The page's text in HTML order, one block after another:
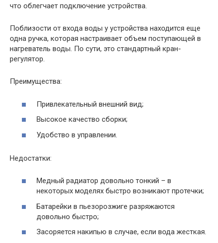
что облегчает подключение устройства.
Поблизости от входа воды у устройства находится еще
одна ручка, которая настраивает объем поступающей в
нагреватель воды. По сути, это стандартный кран-
регулятор.
Преимущества:
Привлекательный внешний вид;
Высокое качество сборки;
Удобство в управлении.
Недостатки:
Медный радиатор довольно тонкий – в
некоторых моделях быстро возникают протечки;
Батарейки в пьезорозжиге разряжаются
довольно быстро;
Засоряется накипью в случае, если вода жесткая.